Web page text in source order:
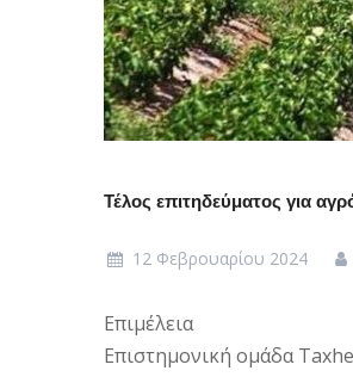
Τέλος επιτηδεύματος για
12 Φεβρουαρίου 2024
Επιμέλεια
Επιστημονική ομάδα